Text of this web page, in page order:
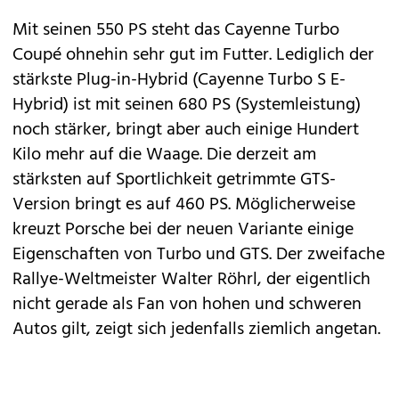
Mit seinen 550 PS steht das Cayenne Turbo
Coupé ohnehin sehr gut im Futter. Lediglich der
stärkste Plug-in-Hybrid (Cayenne Turbo S E-
Hybrid) ist mit seinen 680 PS (Systemleistung)
noch stärker, bringt aber auch einige Hundert
Kilo mehr auf die Waage. Die derzeit am
stärksten auf Sportlichkeit getrimmteGTS-
Version bringt es auf 460 PS. Möglicherweise
kreuzt Porsche bei der neuen Variante einige
Eigenschaften von Turbo und GTS. Der zweifache
Rallye-WeltmeisterWalter Röhrl, der eigentlich
nicht gerade als Fan von hohen und schweren
Autos gilt, zeigt sich jedenfalls ziemlich angetan.